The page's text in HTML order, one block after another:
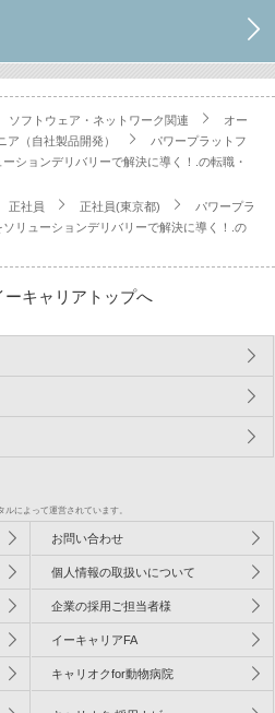
ソフトウェア・ネットワーク関連
オー
ア（自社製品開発）
パワープラットフ
ションデリバリーで解決に導く！.の転職・
正社員 正社員(東京都)
パワープラ
リューションデリバリーで解決に導く！.の
ーキャリアトップへ
によって運営されています。
お問い合わせ
個人情報の取扱いについて
企業の採用ご担当者様
イーキャリアFA
キャリオクfor動物病院